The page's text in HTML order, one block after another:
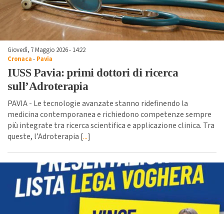
Giovedì, 7 Maggio 2026 - 14:22
Cronaca- Pavia
IUSS Pavia: primi dottori di ricerca
sull’Adroterapia
PAVIA - Le tecnologie avanzate stanno ridefinendo la
medicina contemporanea e richiedono competenze sempre
più integrate tra ricerca scientifica e applicazione clinica. Tra
queste, l’Adroterapia [...]